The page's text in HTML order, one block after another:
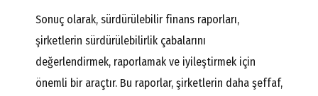
Sonuç olarak, sürdürülebilir finans raporları,
şirketlerin sürdürülebilirlik çabalarını
değerlendirmek, raporlamak ve iyileştirmek için
önemli bir araçtır. Bu raporlar, şirketlerin daha şeffaf,